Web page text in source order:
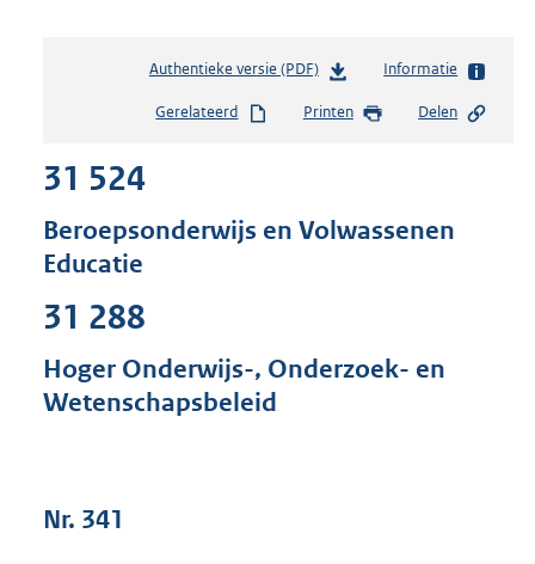
Authentieke versie (PDF)b
s
s
t
Informatie
Gerelateerd Printen Delen
31 524
Beroepsonderwijs en Volwassenen
Educatie
31 288
Hoger Onderwijs-, Onderzoek- en
Wetenschapsbeleid
Nr. 341